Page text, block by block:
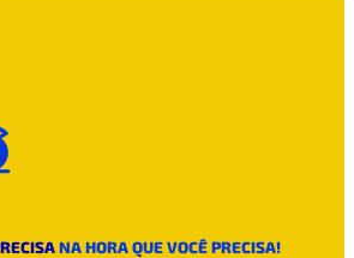
NA HORA QUE VOCÊ PRECISA!